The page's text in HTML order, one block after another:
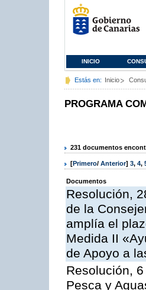
INICIO
Estás en: Inicio
PROGRAMA
231 documentos
[Primero/ Anterior] 3, 4,
Documentos
Resolución,
de la
amplía el
Medida II
de Apoyo a
Resolución,
Pesca y